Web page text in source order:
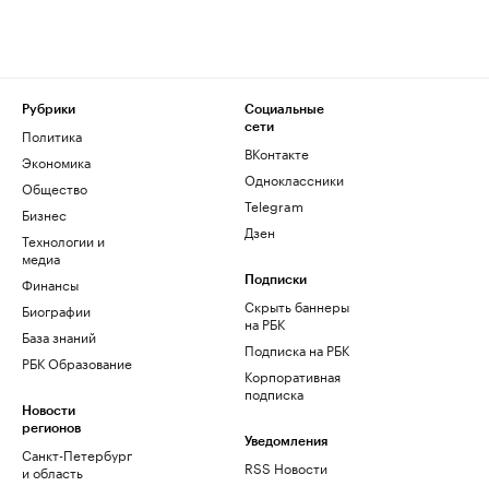
Рубрики
Политика
Экономика
Общество
Бизнес
Технологии и
медиа
Финансы
Биографии
База знаний
РБК Образование
Новости
регионов
Санкт-Петербург
и область
Социальные
сети
ВКонтакте
Одноклассники
Telegram
Дзен
Подписки
Скрыть баннеры
на РБК
Подписка на РБК
Корпоративная
подписка
Уведомления
RSS Новости